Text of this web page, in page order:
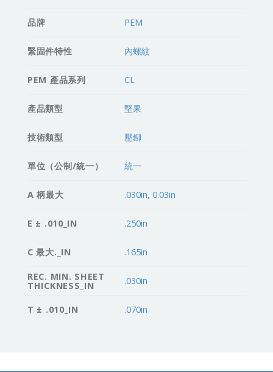
品牌 PEM
緊固件特性 內螺紋
PEM 產品系列 CL
產品類型 堅果
技術類型 壓鉚
單位（公制/統一） 統一
A 柄最大 .030in,0.03in
E ± .010_IN .250in
C 最大._IN .165in
REC. MIN. SHEET
THICKNESS_IN .030in
T ± .010_IN .070in